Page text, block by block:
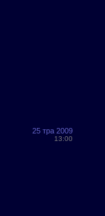
25 тра 2009
13:00